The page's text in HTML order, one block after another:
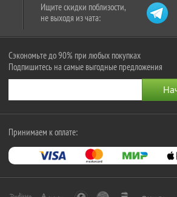
Ищите скидки поблизости,
не выходя из чата:
Сэкономьте до 90% при любых покупках
Подпишитесь на самые выгодные предложения
Принимаем к оплате: